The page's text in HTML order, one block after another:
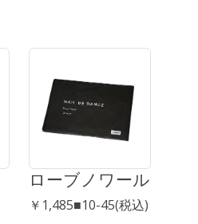
ローブノワール
￥1,485■10-45(税込)